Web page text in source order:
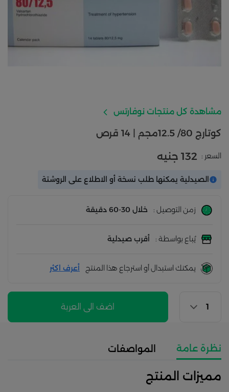
مشاهدة كل منتجات نوفارتس
كوتارج 80/ 12.5مجم | 14 قرص
السعر : 132 جنيه
الصيدلية يمكنها طلب نسخة أو الاطلاع على الروشتة
زمن التوصيل : خلال 30-60 دقيقة
يُباع بواسطة : أقرب صيدلية
يمكنك استبدال أو استرجاع هذا المنتج أعرف اكثر
اضف الى العربة
نظرة عامة المواصفات
مميزات المنتج